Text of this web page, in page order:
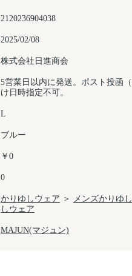
2120236904038
2025/02/08
株式会社日進商会
5営業日以内に発送。ポスト投函
け日時指定不可。
L
ブルー
￥0
0
かりゆしウェア ＞ メンズかりゆ
しウェア
MAJUN(マジュン)